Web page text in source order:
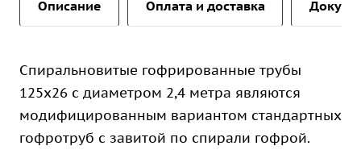
Описание Оплата и доставка
Спиральновитые гофрированные трубы
125х26 с диаметром 2,4 метра являются
модифицированным вариантом стандартных
гофротруб с завитой по спирали гофрой.